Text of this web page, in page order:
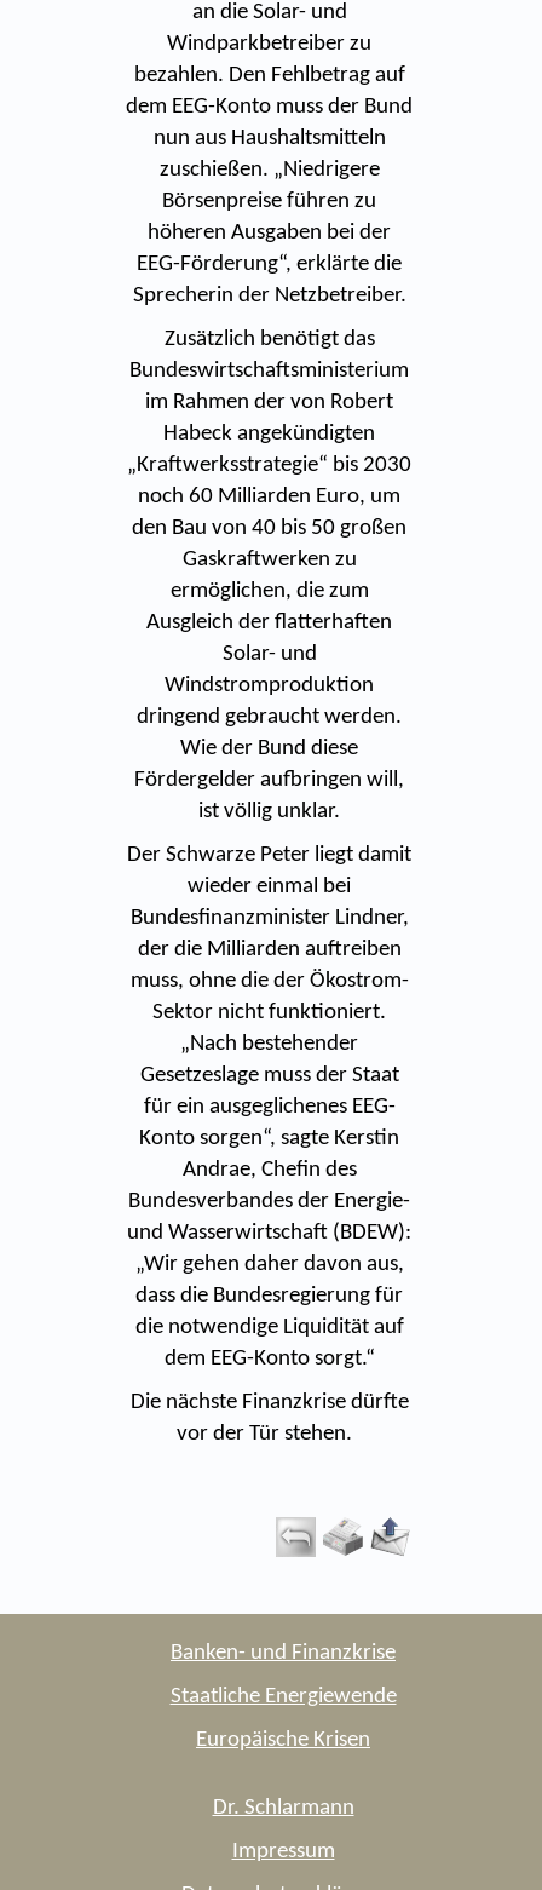
an die Solar- und
Windparkbetreiber zu
bezahlen. Den Fehlbetrag auf
dem EEG-Konto muss der Bund
nun aus Haushaltsmitteln
zuschießen. „Niedrigere
Börsenpreise führen zu
höheren Ausgaben bei der
EEG-Förderung“, erklärte die
Sprecherin der Netzbetreiber.
Zusätzlich benötigt das
Bundeswirtschaftsministerium
im Rahmen der von Robert
Habeck angekündigten
„Kraftwerksstrategie“ bis 2030
noch 60 Milliarden Euro, um
den Bau von 40 bis 50 großen
Gaskraftwerken zu
ermöglichen, die zum
Ausgleich der flatterhaften
Solar- und
Windstromproduktion
dringend gebraucht werden.
Wie der Bund diese
Fördergelder aufbringen will,
ist völlig unklar.
Der Schwarze Peter liegt damit
wieder einmal bei
Bundesfinanzminister Lindner,
der die Milliarden auftreiben
muss, ohne die der Ökostrom-
Sektor nicht funktioniert.
„Nach bestehender
Gesetzeslage muss der Staat
für ein ausgeglichenes EEG-
Konto sorgen“, sagte Kerstin
Andrae, Chefin des
Bundesverbandes der Energie-
und Wasserwirtschaft (BDEW):
„Wir gehen daher davon aus,
dass die Bundesregierung für
die notwendige Liquidität auf
dem EEG-Konto sorgt.“
Die nächste Finanzkrise dürfte
vor der Tür stehen.
Banken- und Finanzkrise
Staatliche Energiewende
Europäische Krisen
Dr. Schlarmann
Impressum